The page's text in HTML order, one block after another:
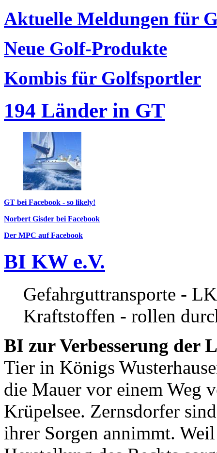
Aktuelle Meldungen für
Neue Golf-Produkte
Kombis für Golfsportler
194 Länder in GT
GT bei Facebook - so likely!
Norbert Gisder bei Facebook
Der MPC auf Facebook
BI KW e.V.
Gefahrguttransporte -
Kraftstoffen - rollen
BI zur Verbesserung der
Tier in Königs
die Mauer vor einem Weg
Krüpelsee. Zernsdorfer
ihrer Sorgen annimmt.